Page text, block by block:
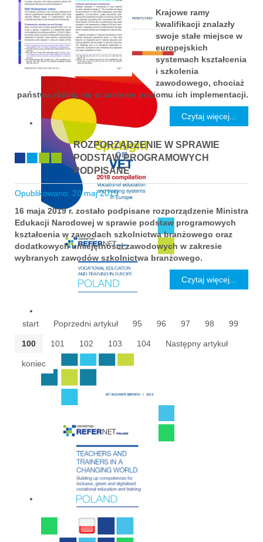
Krajowe ramy
kwalifikacji znalazły
swoje stałe miejsce w
europejskich
systemach kształcenia
i szkolenia
zawodowego, chociaż
państwa różnią się w zakresie poziomu ich implementacji.
Czytaj więcej...
ROZPORZĄDZENIE W SPRAWIE
PODSTAW PROGRAMOWYCH
PODPISANE
Opublikowano: 20 maj 2019
16 maja 2019 r. zostało podpisane rozporządzenie Ministra
Edukacji Narodowej w sprawie podstaw programowych
kształcenia w zawodach szkolnictwa branżowego oraz
dodatkowych umiejętności zawodowych w zakresie
wybranych zawodów szkolnictwa branżowego.
Czytaj więcej...
start Poprzedni artykuł 95 96 97 98 99
100 101 102 103 104 Następny artykuł
koniec